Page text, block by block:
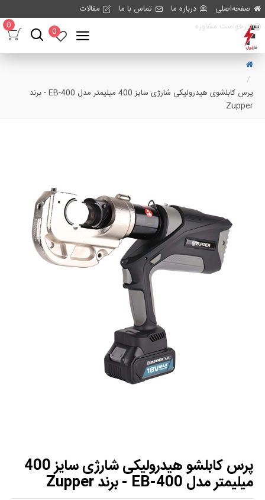
صفحه‌اصلی درباره ما تماس با ما
مقالات
درخواست مشاوره
0
0
پرس کابلشوی هیدرولیکی شارژی سایز 400 میلیمتر مدل EB-400 - برند
Zupper
پرس کابلشو هیدرولیکی شارژی سایز 400
میلیمتر مدل EB-400 - برند Zupper